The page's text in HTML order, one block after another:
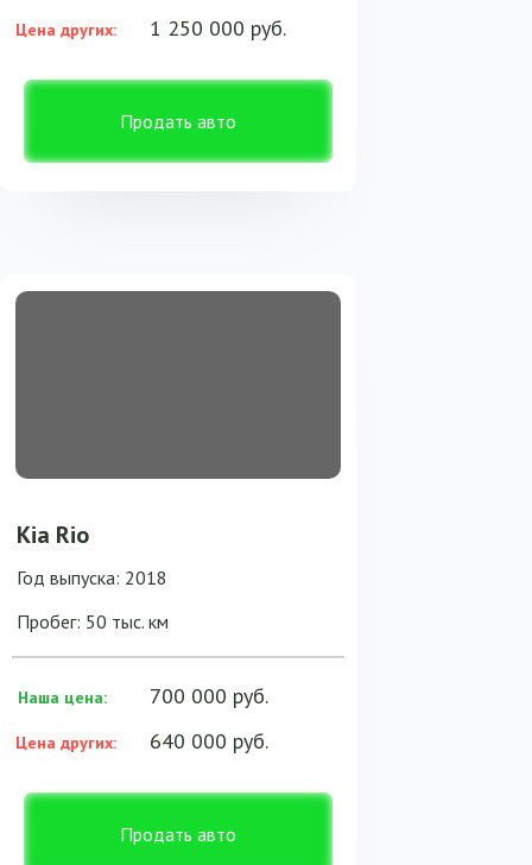
Цена других:
1 250 000 руб.
Продать авто
Kia Rio
Пробег: 50 тыс. км
Наша цена:
Цена других:
Год выпуска: 2018
700 000 руб.
640 000 руб.
Продать авто